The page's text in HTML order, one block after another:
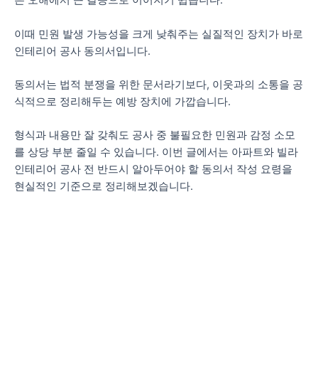
이때 민원 발생 가능성을 크게 낮춰주는 실질적인 장치가 바로
인테리어 공사 동의서입니다.
동의서는 법적 분쟁을 위한 문서라기보다, 이웃과의 소통을 공
식적으로 정리해두는 예방 장치에 가깝습니다.
형식과 내용만 잘 갖춰도 공사 중 불필요한 민원과 감정 소모
를 상당 부분 줄일 수 있습니다. 이번 글에서는 아파트와 빌라
인테리어 공사 전 반드시 알아두어야 할 동의서 작성 요령을
현실적인 기준으로 정리해보겠습니다.